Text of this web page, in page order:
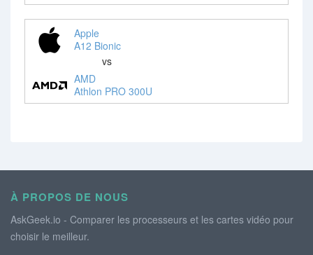
Apple
A12 Bionic
vs
AMD
Athlon PRO 300U
À PROPOS DE NOUS
AskGeek.io - Comparer les processeurs et les cartes vidéo pour
choisir le meilleur.